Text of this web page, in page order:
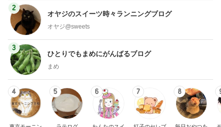
2
オヤジのスイーツ時々ランニングブログ
オヤジ@sweets
3
ひとりでもまめにがんばるブログ
まめ
4 5 6 7 8